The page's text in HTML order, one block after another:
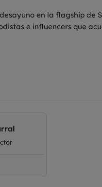
en la flagship de
e influencers que